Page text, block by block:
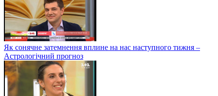
Як сонячне затемнення вплине на нас наступного тижня –
Астрологічний прогноз